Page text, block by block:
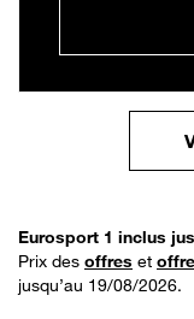
Eurosport 1 inclus
Prix des offres et
jusqu’au 19/08/2026.